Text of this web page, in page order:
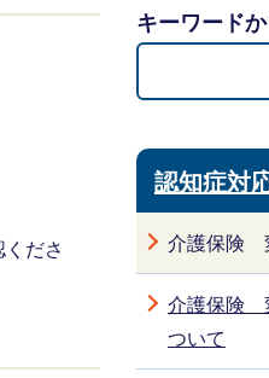
ださ
キーワード
認知症対
介護保険
介護保険
ついて